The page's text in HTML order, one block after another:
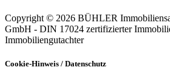
Copyright © 2026 BÜHLER
GmbH - DIN 17024 zertifizierter
Immobiliengutachter
Cookie-Hinweis / Datenschutz